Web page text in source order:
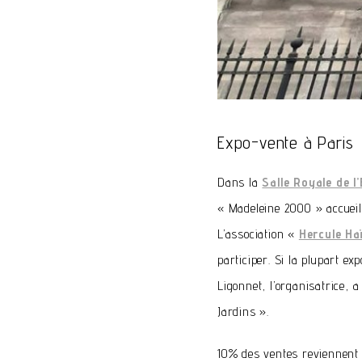
Expo-vente à Paris
Dans la Salle Royale de
« Madeleine 2000 »
L’association « Hercule
participer. Si la plupart
Ligonnet, l’organisatrice,
Jardins ».
10% des ventes